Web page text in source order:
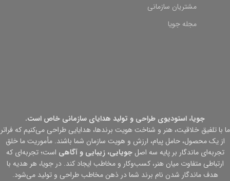
مشتریان سازمانی
مجله جویا
جویا، استودیوی طراحی و تولید هدایای سازمانی خاص است.
ما با تلفیق خلاقیت، هنر و شناخت هویت برندها، هدایایی طراحی می‌کنیم که فراتر
از یک محصول، حامل پیام، ارزش و هویت سازمان شما باشند. مأموریت ما خلق
تجربه‌ای ماندگار بر پایه سه اصلجویایی، زیبایی و آگاهی است؛ تجربه‌ای که
ارتباطی متفاوت میان هنر، کسب‌وکار و مخاطب ایجاد کند. در جویا، هر هدیه با
هدف ماندگار شدن نام برند شما در ذهن مخاطب طراحی و تولید می‌شود.